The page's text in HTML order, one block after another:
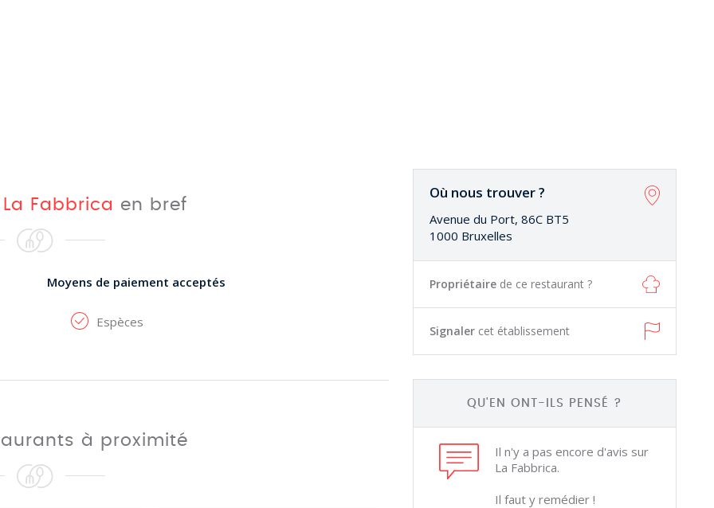
Où nous trouver ?
Avenue du Port, 86C BT5
1000 Bruxelles
Propriétaire de ce restaurant ?
Signaler cet établissement
QU'EN ONT-ILS PENSÉ ?
Il n'y a pas encore d'avis sur
La Fabbrica.
Il faut y remédier !
La Fabbrica en bref
Moyens de paiement acceptés
Espèces
à proximité